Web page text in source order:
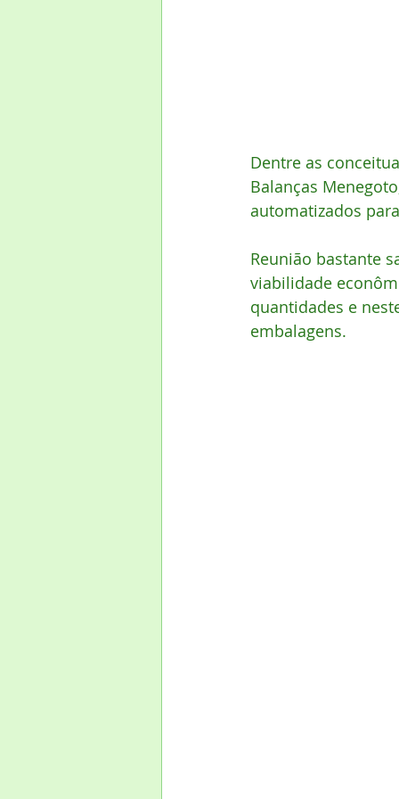
Dentre as
Balanças
automatizados
Reunião bastante
viabilidade
quantidades e
embalagens.